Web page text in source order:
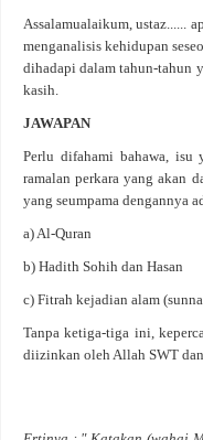
Assalamualaikum, ustaz......
menganalisis kehidupan
dihadapi dalam tahun-tahun
kasih.
JAWAPAN
Perlu difahami bahawa, isu
ramalan perkara yang akan
yang seumpama dengannya
a) Al-Quran
b) Hadith Sohih dan Hasan
c) Fitrah kejadian alam
Tanpa ketiga-tiga ini,
diizinkan oleh Allah SWT